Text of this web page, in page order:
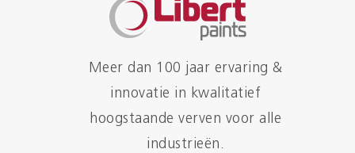
Meer dan 100 jaar ervaring &
innovatie in kwalitatief
hoogstaande verven voor alle
industrieën.